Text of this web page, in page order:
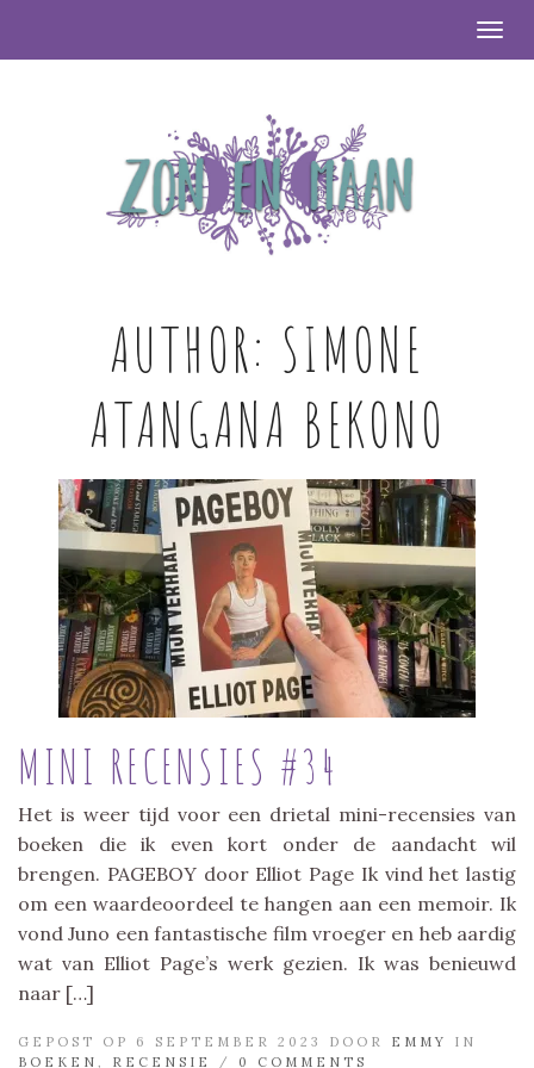
AUTHOR: SIMONE
ATANGANA BEKONO
MINI RECENSIES #34
Het is weer tijd voor een drietal mini-recensies van
boeken die ik even kort onder de aandacht wil
brengen. PAGEBOY door Elliot Page Ik vind het lastig
om een waardeoordeel te hangen aan een memoir. Ik
vond Juno een fantastische film vroeger en heb aardig
wat van Elliot Page’s werk gezien. Ik was benieuwd
naar […]
GEPOST OP 6 SEPTEMBER 2023 DOOR EMMY
IN
BOEKEN
RECENSIE / 0 COMMENTS